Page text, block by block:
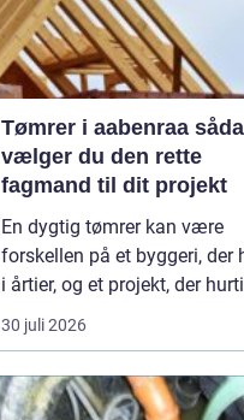
Tømrer i aabenraa sådan
vælger du den rette
fagmand til dit projekt
En dygtig tømrer kan være
forskellen på et byggeri, der
i årtier, og et projekt, der
30 juli 2026